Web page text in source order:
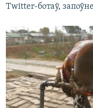
Twitter-ботаў,